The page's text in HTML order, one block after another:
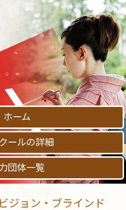
ホーム
ールの詳細
団体一覧
ジョン・ブラインド